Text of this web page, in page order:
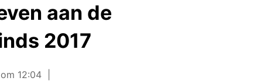
aan de
2017
12:04